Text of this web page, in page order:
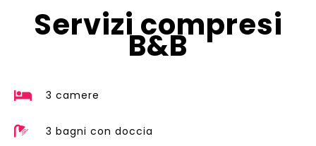
Servizi compresi
B&B
3 camere
3 bagni con doccia